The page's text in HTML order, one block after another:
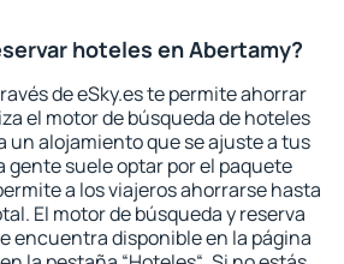
hoteles en Abertamy?
de eSky.es te permite ahorrar
el motor de búsqueda de hoteles
un alojamiento que se ajuste a tus
gente suele optar por el paquete
a los viajeros ahorrarse hasta
El motor de búsqueda y reserva
encuentra disponible en la página